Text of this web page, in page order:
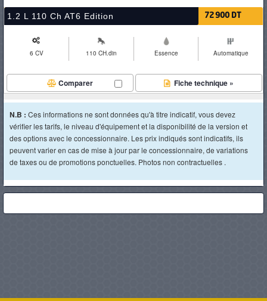
1.2 L 110 Ch AT6 Edition 72 900 DT
6 CV 110 CH.din Essence Automatique
Fiche technique »
Comparer
N.B : Ces informations ne sont données qu'à titre indicatif, vous devez
vérifier les tarifs, le niveau d'équipement et la disponibilité de la version et
des options avec le concessionnaire. Les prix indiqués sont indicatifs, ils
peuvent varier en cas de mise à jour par le concessionnaire, de variations
de taxes ou de promotions ponctuelles. Photos non contractuelles .